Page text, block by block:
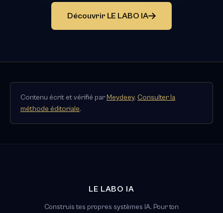
Découvrir LE LABO IA
Contenu écrit et vérifié par Meydeey. Consulter la
méthode éditoriale.
LE LABO IA
Construis tes propres systèmes IA. Pour ton